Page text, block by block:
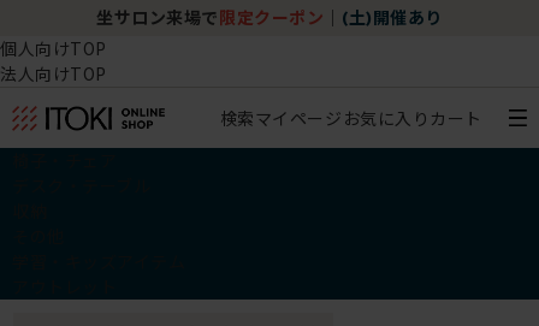
坐サロン来場で 限定クーポン (土)開催あり
個人向けTOP
法人向けTOP
検索マイページ お気に入り カート